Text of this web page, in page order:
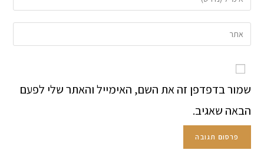
שמור בדפדפן זה את השם, האימייל והאתר שלי לפעם
הבאה שאגיב.